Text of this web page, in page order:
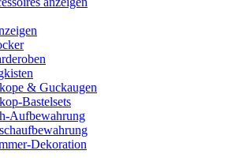
& Guckaugen
Bastelsets
Aufbewahrung
Dekoration